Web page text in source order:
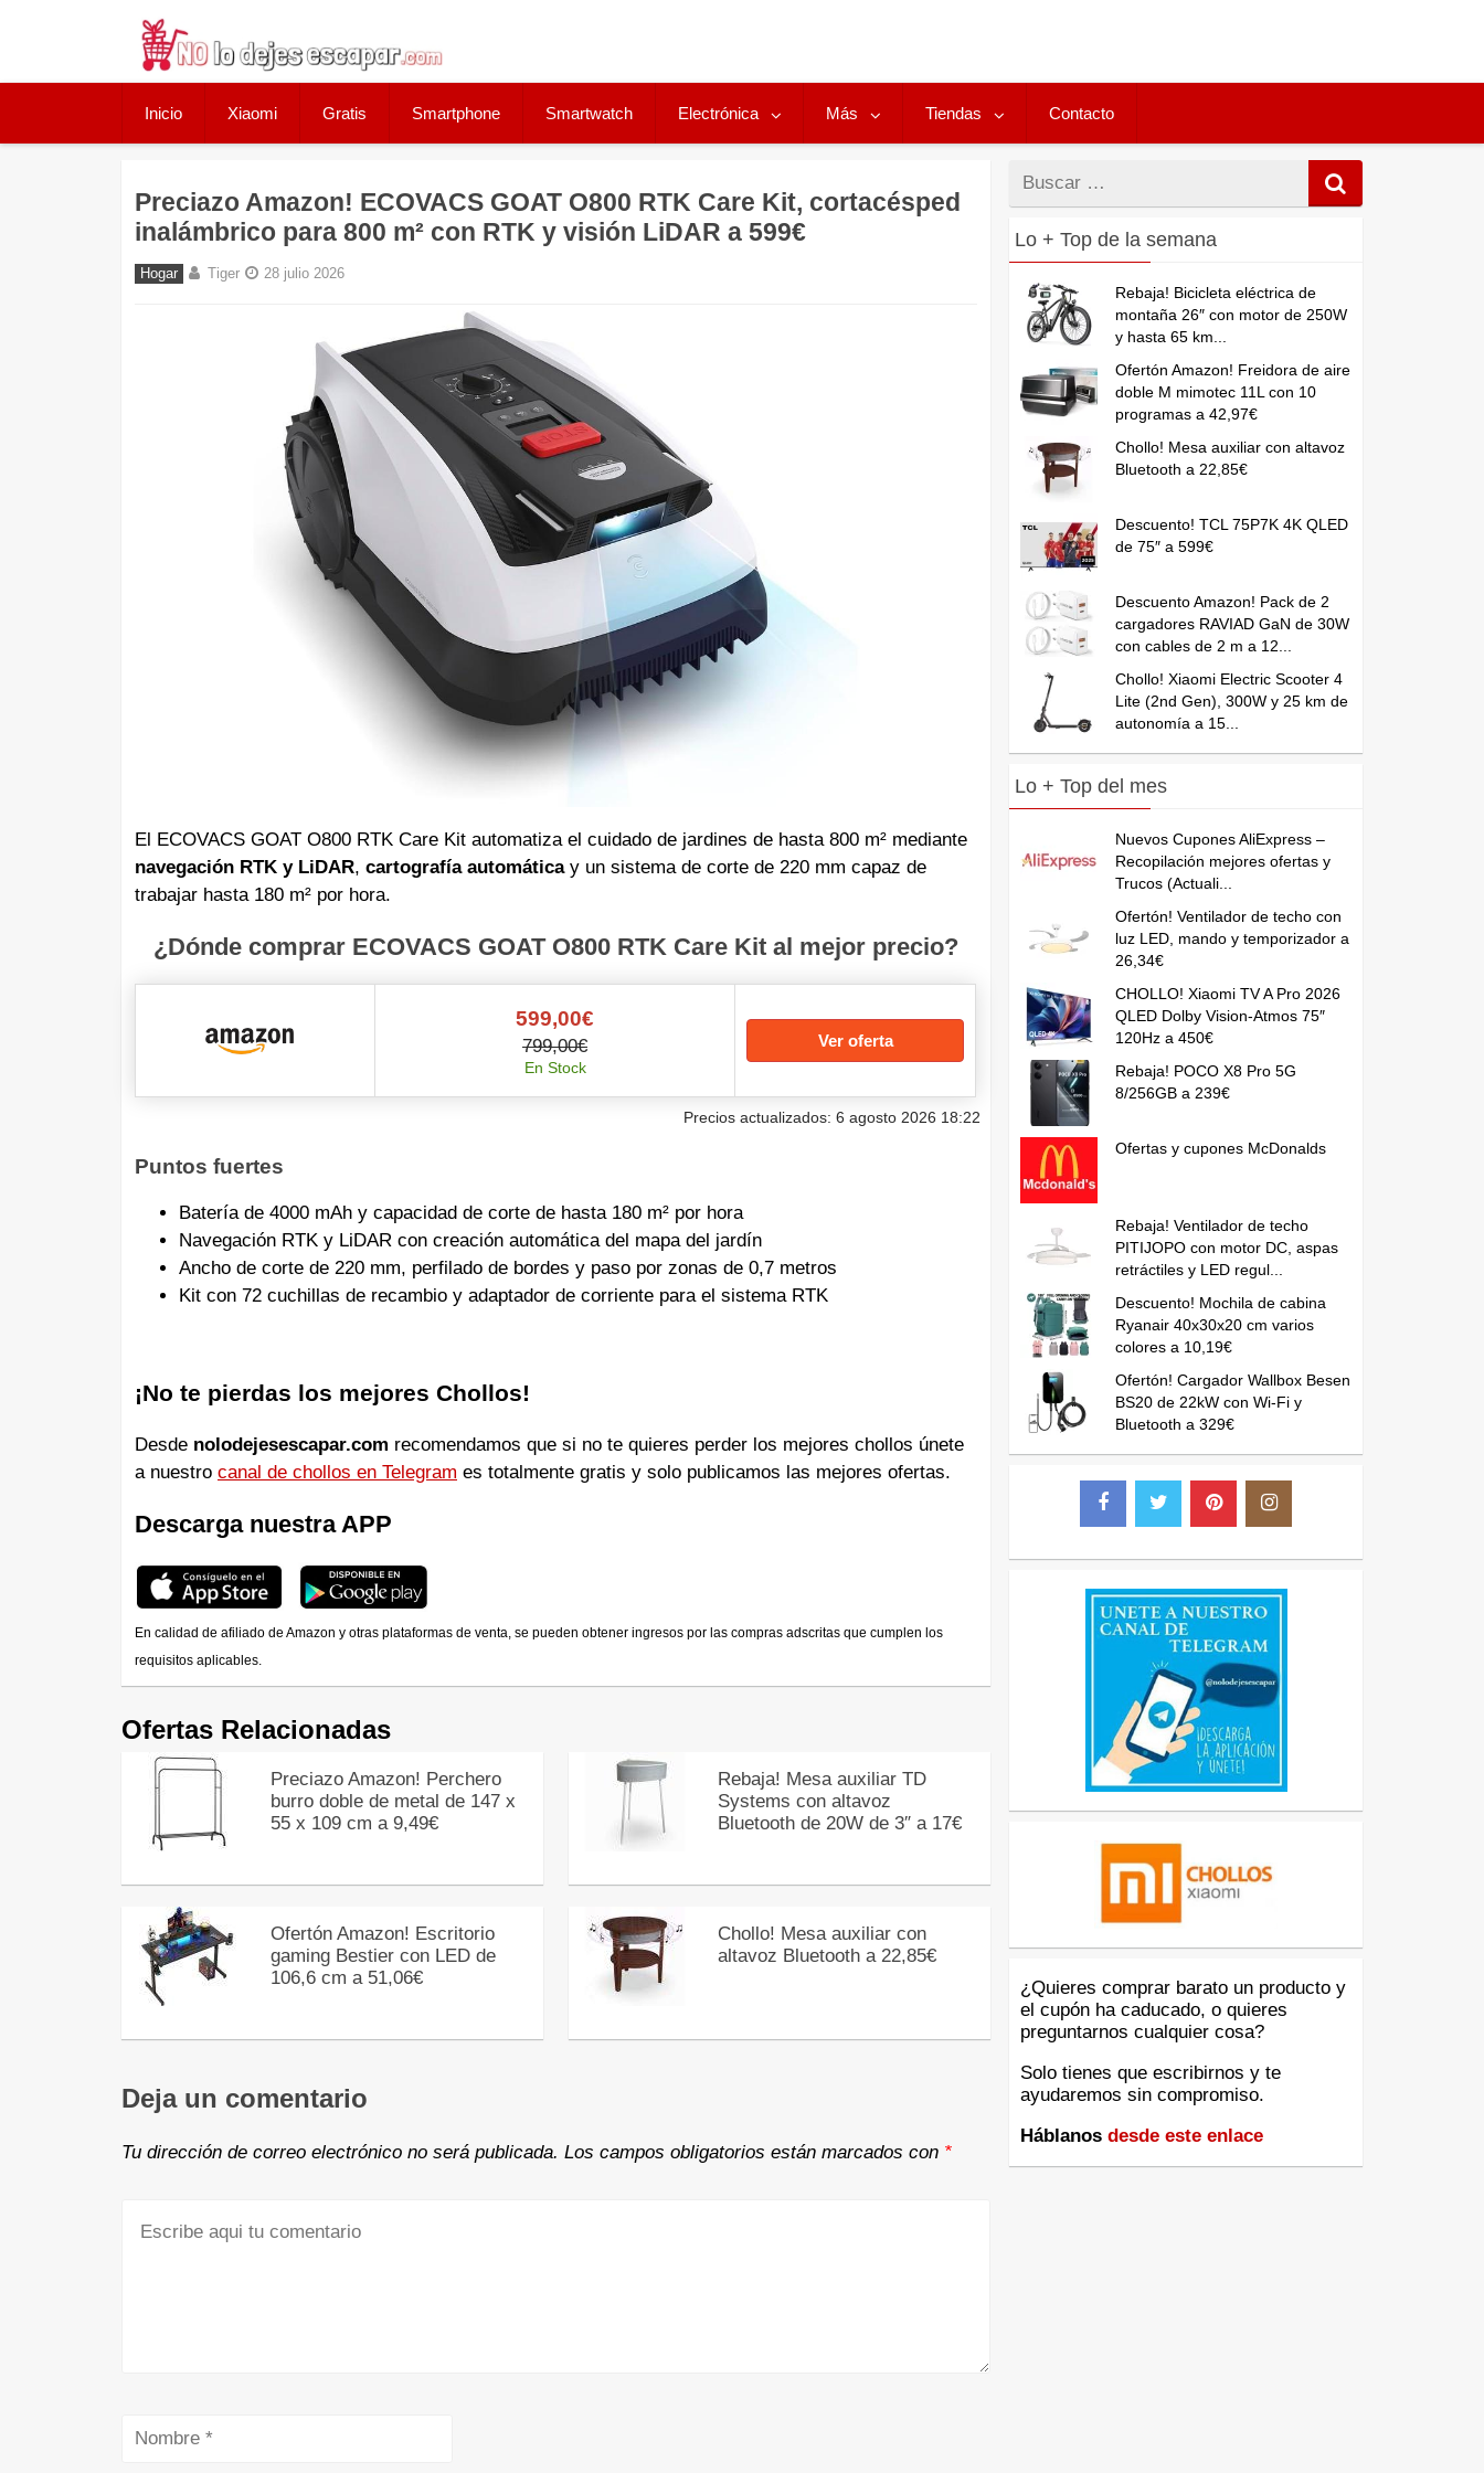
Inicio Xiaomi Gratis Smartphone Smartwatch Electrónica Más Tiendas Contacto
Preciazo Amazon! ECOVACS GOAT O800 RTK Care Kit, cortacésped
inalámbrico para 800 m² con RTK y visión LiDAR a 599€
Hogar Tiger 28 julio 2026
El ECOVACS GOAT O800 RTK Care Kit automatiza el cuidado de jardines de hasta 800 m² mediante
navegación RTK y LiDAR, cartografía automáticay un sistema de corte de 220 mm capaz de
trabajar hasta 180 m² por hora.
¿Dónde comprar ECOVACS GOAT O800 RTK Care Kit al mejor precio?
599,00€
799,00€
En Stock
Ver oferta
Precios actualizados: 6 agosto 2026 18:22
Puntos fuertes
Batería de 4000 mAh y capacidad de corte de hasta 180 m² por hora
Navegación RTK y LiDAR con creación automática del mapa del jardín
Ancho de corte de 220 mm, perfilado de bordes y paso por zonas de 0,7 metros
Kit con 72 cuchillas de recambio y adaptador de corriente para el sistema RTK
¡No te pierdas los mejores Chollos!
Desde nolodejesescapar.com recomendamos que si no te quieres perder los mejores chollos únete
a nuestro canal de chollos en Telegram es totalmente gratis y solo publicamos las mejores ofertas.
Descarga nuestra APP
En calidad de afiliado de Amazon y otras plataformas de venta, se pueden obtener ingresos por las compras adscritas que cumplen los
requisitos aplicables.
Ofertas Relacionadas
Preciazo Amazon! Perchero
burro doble de metal de 147 x
55 x 109 cm a 9,49€
Rebaja! Mesa auxiliar TD
Systems con altavoz
Bluetooth de 20W de 3″ a 17€
Ofertón Amazon! Escritorio
gaming Bestier con LED de
106,6 cm a 51,06€
Chollo! Mesa auxiliar con
altavoz Bluetooth a 22,85€
Deja un comentario
Tu dirección de correo electrónico no será publicada. Los campos obligatorios están marcados con *
Buscar
por
Lo + Top de la semana
Rebaja! Bicicleta eléctrica de
montaña 26″ con motor de 250W
y hasta 65 km...
Ofertón Amazon! Freidora de aire
doble M mimotec 11L con 10
programas a 42,97€
Chollo! Mesa auxiliar con altavoz
Bluetooth a 22,85€
Descuento! TCL 75P7K 4K QLED
de 75″ a 599€
Descuento Amazon! Pack de 2
cargadores RAVIAD GaN de 30W
con cables de 2 m a 12...
Chollo! Xiaomi Electric Scooter 4
Lite (2nd Gen), 300W y 25 km de
autonomía a 15...
Lo + Top del mes
Nuevos Cupones AliExpress –
Recopilación mejores ofertas y
Trucos (Actuali...
Ofertón! Ventilador de techo con
luz LED, mando y temporizador a
26,34€
CHOLLO! Xiaomi TV A Pro 2026
QLED Dolby Vision-Atmos 75″
120Hz a 450€
Rebaja! POCO X8 Pro 5G
8/256GB a 239€
Ofertas y cupones McDonalds
Rebaja! Ventilador de techo
PITIJOPO con motor DC, aspas
retráctiles y LED regul...
Descuento! Mochila de cabina
Ryanair 40x30x20 cm varios
colores a 10,19€
Ofertón! Cargador Wallbox Besen
BS20 de 22kW con Wi-Fi y
Bluetooth a 329€
¿Quieres comprar barato un producto y
el cupón ha caducado, o quieres
preguntarnos cualquier cosa?
Solo tienes que escribirnos y te
ayudaremos sin compromiso.
Háblanos desde este enlace